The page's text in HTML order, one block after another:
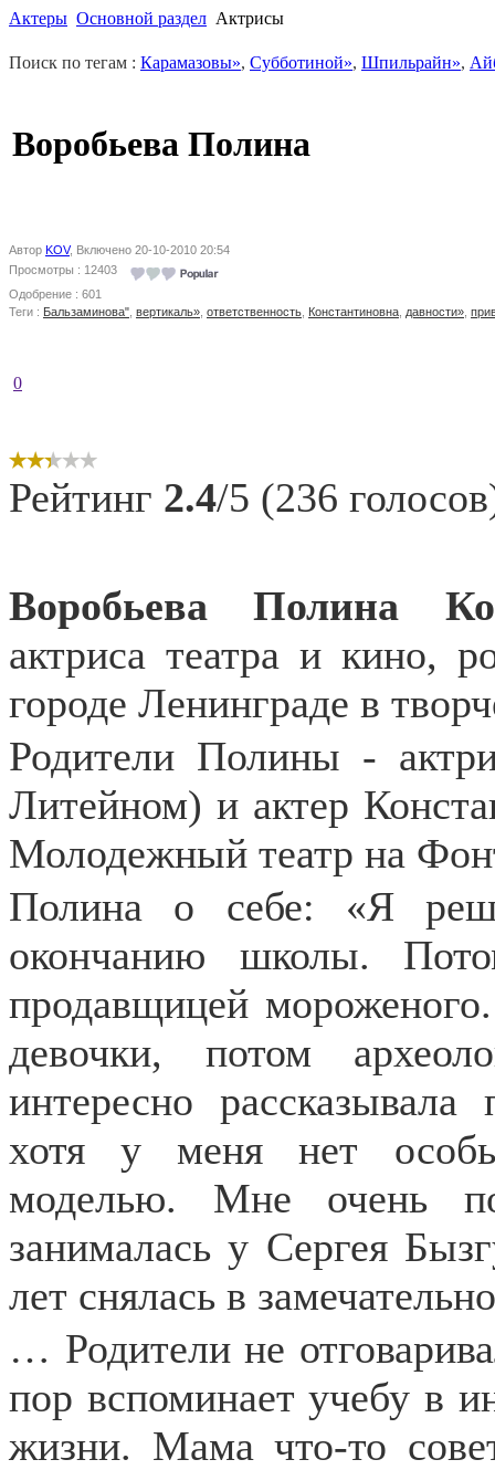
Актеры Основной раздел Актрисы
Поиск по тегам : Карамазовы», Субботиной», Шпильрайн»,
Воробьева Полина
Автор KOV, Включено 20-10-2010 20:54
Просмотры : 12403
Одобрение : 601
Теги : Бальзаминова" вертикаль» ответственность Константиновна давности»
0
Рейтинг 2.4/5 (236
Воробьева Полина
актриса театра и кино,
городе Ленинграде в
Родители Полины -
Литейном) и актер
Молодежный театр на
Полина о себе: «Я
окончанию школы.
продавщицей
девочки, потом
интересно
хотя у меня нет
моделью. Мне очень
занималась у Сергея
лет снялась в
… Родители не
пор вспоминает учебу в
жизни. Мама что-то